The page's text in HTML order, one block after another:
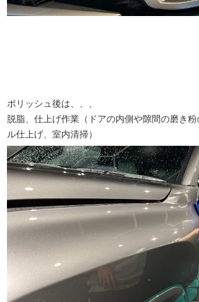
ポリッシュ後は、、、
脱脂、仕上げ作業（ドアの内側や隙間の磨き
ル仕上げ、室内清掃）